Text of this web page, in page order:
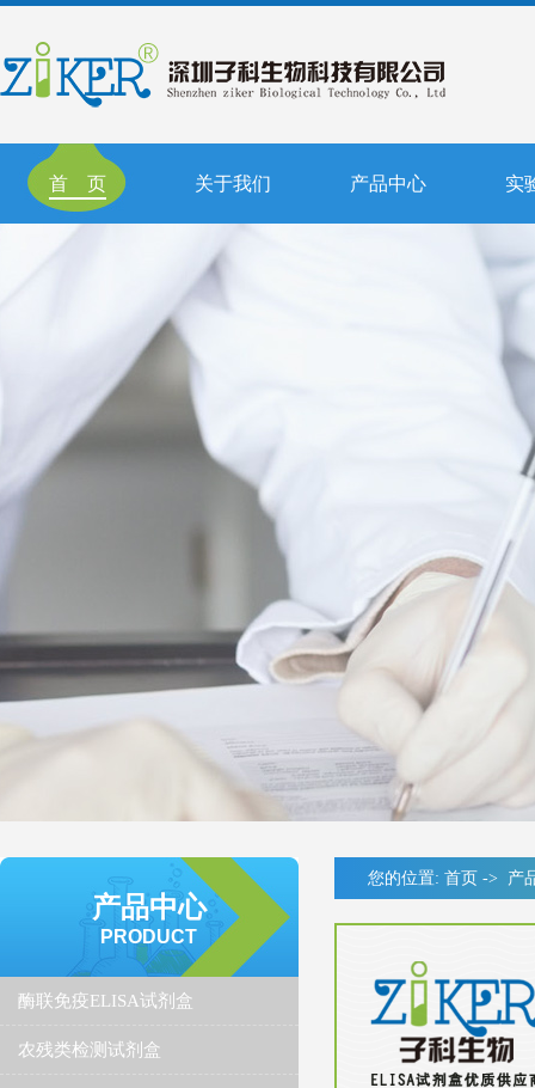
首 页 关于我们 产品中心 实
产品中心
PRODUCT
酶联免疫ELISA试剂盒
农残类检测试剂盒
您的位置: 首页 -> 产